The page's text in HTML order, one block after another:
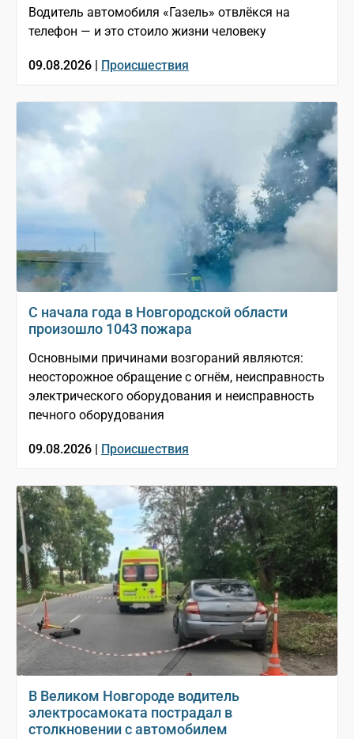
Водитель автомобиля «Газель» отвлёкся на
телефон — и это стоило жизни человеку
09.08.2026 | Происшествия
С начала года в Новгородской области
произошло 1043 пожара
Основными причинами возгораний являются:
неосторожное обращение с огнём, неисправность
электрического оборудования и неисправность
печного оборудования
09.08.2026 | Происшествия
В Великом Новгороде водитель
электросамоката пострадал в
столкновении с автомобилем